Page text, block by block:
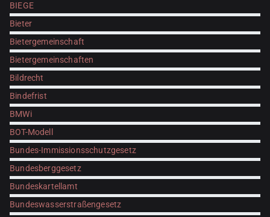
BIEGE
Bieter
Bietergemeinschaft
Bietergemeinschaften
Bildrecht
Bindefrist
BMWi
BOT-Modell
Bundes-Immissionsschutzgesetz
Bundesberggesetz
Bundeskartellamt
Bundeswasserstraßengesetz